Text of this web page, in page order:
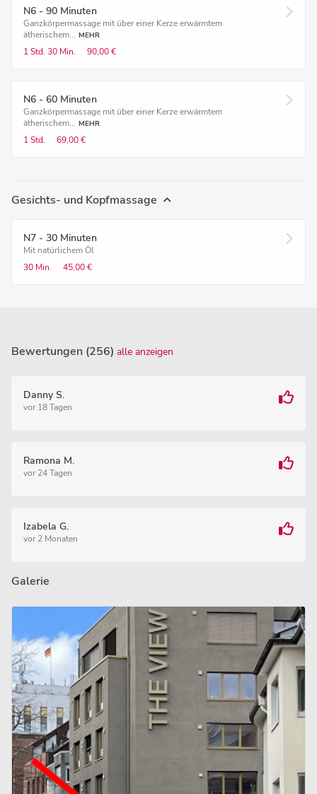
N6 - 90 Minuten
Ganzkörpermassage mit über einer Kerze erwärmtem
ätherischem... MEHR
1 Std. 30 Min. 90,00 €
N6 - 60 Minuten
Ganzkörpermassage mit über einer Kerze erwärmtem
ätherischem... MEHR
1 Std. 69,00 €
Gesichts- und Kopfmassage
N7 - 30 Minuten
Mit natürlichem Öl
30 Min.
45,00 €
Bewertungen (256) alle anzeigen
Danny S.
vor 18 Tagen
Ramona M.
vor 24 Tagen
Izabela G.
vor 2 Monaten
Galerie